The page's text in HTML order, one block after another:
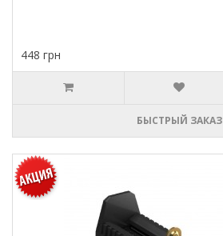
448 грн
БЫСТРЫЙ ЗАКАЗ